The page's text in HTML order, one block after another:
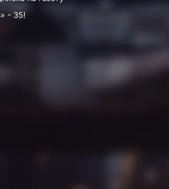
- 35!